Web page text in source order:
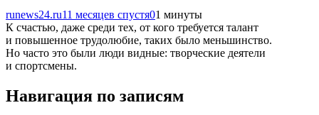
runews24.ru11 месяцев спустя01 минуты
К счастью, даже среди тех, от кого требуется талант
и повышенное трудолюбие, таких было меньшинство.
Но часто это были люди видные: творческие деятели
и спортсмены.
Навигация по записям